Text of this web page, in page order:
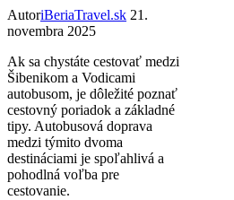
AutoriBeriaTravel.sk 21.
novembra 2025
Ak sa chystáte cestovať medzi
Šibenikom a Vodicami
autobusom, je dôležité poznať
cestovný poriadok a základné
tipy. Autobusová doprava
medzi týmito dvoma
destináciami je spoľahlivá a
pohodlná voľba pre
cestovanie.